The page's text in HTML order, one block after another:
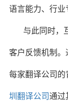
语言能力、行业
与此同时，
客户反馈机制
每家翻译公司的
圳翻译公司通过